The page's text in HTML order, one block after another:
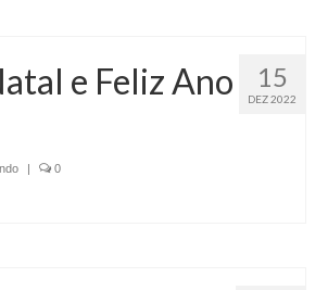
15
DEZ 2022
e Feliz Ano
| 0